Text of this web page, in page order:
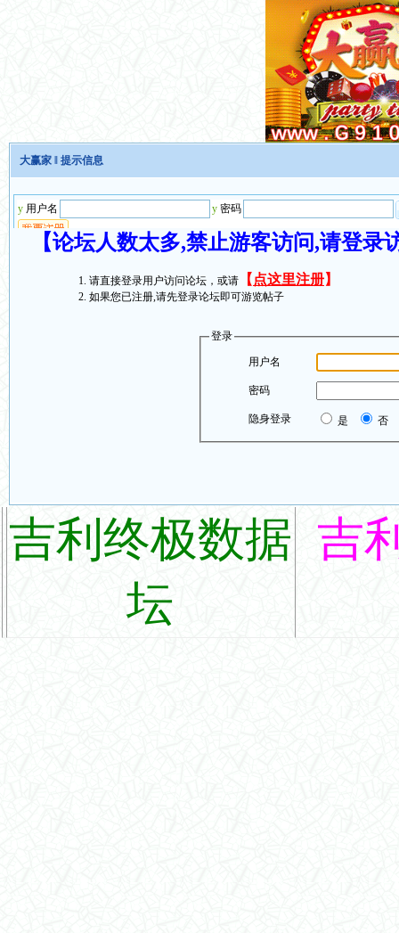
大赢家 ‖ 提示信息
【论坛人数太多,禁止游客访问,请登
请直接登录用户访问论坛，或请 【 点这里注册】
如果您已注册,请先登录论坛即可游览帖子
登录
用户名
密码
隐身登录 是 否
吉利终极数据
坛
吉